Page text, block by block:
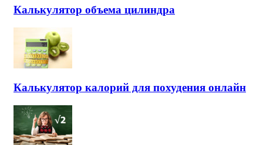
Калькулятор объема цилиндра
Калькулятор калорий для похудения онлайн